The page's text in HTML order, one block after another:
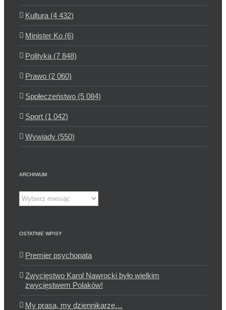
Kultura (4 432)
Minister Ko (6)
Polityka (7 848)
Prawo (2 060)
Społeczeństwo (5 084)
Sport (1 042)
Wywiady (550)
ARCHIWUM
Archiwum
OSTATNIE WPISY
Premier psychopata
Zwycięstwo Karol Nawrocki było wielkim
zwycięstwem Polaków!
My prasa, my dziennikarze…